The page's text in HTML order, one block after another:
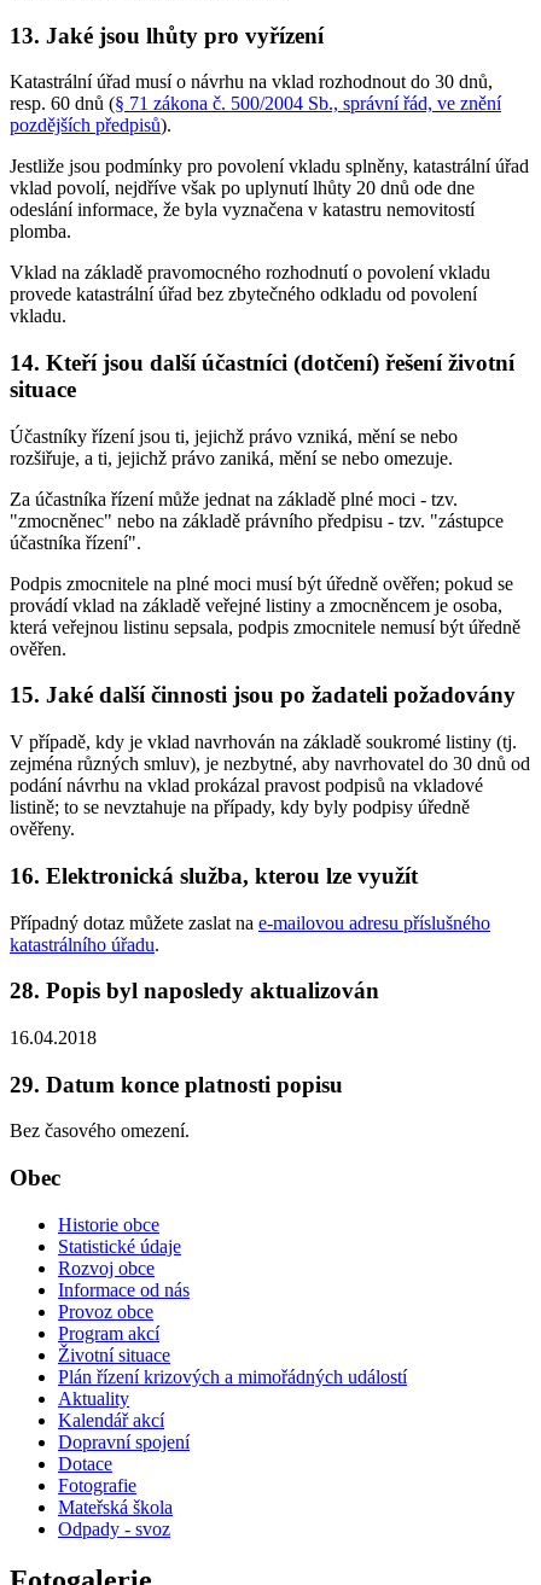
13. Jaké jsou lhůty pro vyřízení
Katastrální úřad musí o návrhu na vklad rozhodnout do 30 dnů,
resp. 60 dnů (§ 71 zákona č. 500/2004 Sb., správní řád, ve znění
pozdějších předpisů).
Jestliže jsou podmínky pro povolení vkladu splněny, katastrální úřad
vklad povolí, nejdříve však po uplynutí lhůty 20 dnů ode dne
odeslání informace, že byla vyznačena v katastru nemovitostí
plomba.
Vklad na základě pravomocného rozhodnutí o povolení vkladu
provede katastrální úřad bez zbytečného odkladu od povolení
vkladu.
14. Kteří jsou další účastníci (dotčení) řešení životní
situace
Účastníky řízení jsou ti, jejichž právo vzniká, mění se nebo
rozšiřuje, a ti, jejichž právo zaniká, mění se nebo omezuje.
Za účastníka řízení může jednat na základě plné moci - tzv.
"zmocněnec" nebo na základě právního předpisu - tzv. "zástupce
účastníka řízení".
Podpis zmocnitele na plné moci musí být úředně ověřen; pokud se
provádí vklad na základě veřejné listiny a zmocněncem je osoba,
která veřejnou listinu sepsala, podpis zmocnitele nemusí být úředně
ověřen.
15. Jaké další činnosti jsou po žadateli požadovány
V případě, kdy je vklad navrhován na základě soukromé listiny (tj.
zejména různých smluv), je nezbytné, aby navrhovatel do 30 dnů od
podání návrhu na vklad prokázal pravost podpisů na vkladové
listině; to se nevztahuje na případy, kdy byly podpisy úředně
ověřeny.
16. Elektronická služba, kterou lze využít
Případný dotaz můžete zaslat na e-mailovou adresu příslušného
katastrálního úřadu.
28. Popis byl naposledy aktualizován
16.04.2018
29. Datum konce platnosti popisu
Bez časového omezení.
Obec
Historie obce
Statistické údaje
Rozvoj obce
Informace od nás
Provoz obce
Program akcí
Životní situace
Plán řízení krizových a mimořádných událostí
Aktuality
Kalendář akcí
Dopravní spojení
Dotace
Fotografie
Mateřská škola
Odpady - svoz